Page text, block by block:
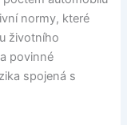
normy, které
životního
povinné
spojená s